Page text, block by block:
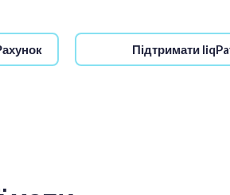
Підтримати